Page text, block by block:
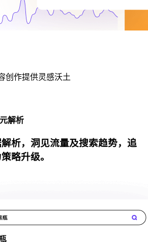
创作提供灵感沃土
解析
析，洞见流量及搜索趋势，追
略升级。